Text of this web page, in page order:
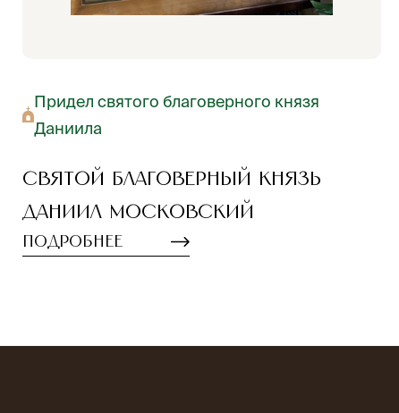
Придел святого благоверного князя
Даниила
Святой благоверный князь
Даниил Московский
Подробнее